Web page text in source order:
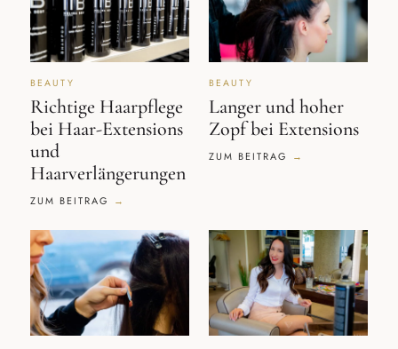
BEAUTY
Richtige Haarpflege
bei Haar-Extensions
und
Haarverlängerungen
ZUM BEITRAG
BEAUTY
Langer und hoher
Zopf bei Extensions
ZUM BEITRAG